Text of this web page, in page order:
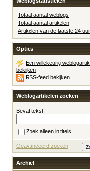
Totaal aantal weblogs
Totaal aantal artikelen
Artikelen van de laatste 24 uur
Opties
Een willekeurig
bekijken
RSS-feed bekijken
Weblogartikelen zoeken
Bevat tekst:
Zoek alleen in titels
Geavanceerd zoeken
Archief